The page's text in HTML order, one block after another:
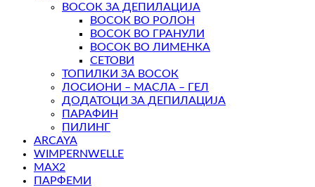
ВОСОК ЗА ДЕПИЛАЦИЈА
ВОСОК ВО РОЛОН
ВОСОК ВО ГРАНУЛИ
ВОСОК ВО ЛИМЕНКА
СЕТОВИ
ТОПИЛКИ ЗА ВОСОК
ЛОСИОНИ – МАСЛА – ГЕЛ
ДОДАТОЦИ ЗА ДЕПИЛАЦИЈА
ПАРАФИН
ПИЛИНГ
ARCAYA
WIMPERNWELLE
MAX2
ПАРФЕМИ